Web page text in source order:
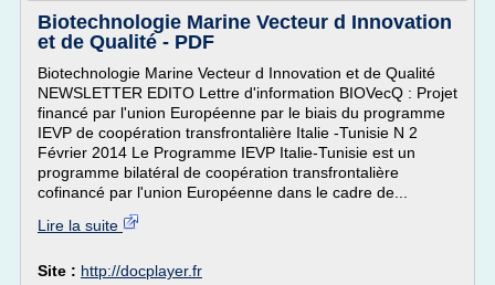
Biotechnologie Marine Vecteur d Innovation
et de Qualité - PDF
Biotechnologie Marine Vecteur d Innovation et de Qualité
NEWSLETTER EDITO Lettre d'information BIOVecQ : Projet
financé par l'union Européenne par le biais du programme
IEVP de coopération transfrontalière Italie -Tunisie N 2
Février 2014 Le Programme IEVP Italie-Tunisie est un
programme bilatéral de coopération transfrontalière
cofinancé par l'union Européenne dans le cadre de...
Lire la suite
Site : http://docplayer.fr